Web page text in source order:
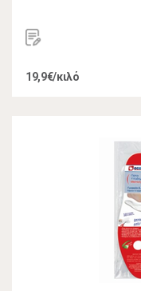
19,9€/κιλό